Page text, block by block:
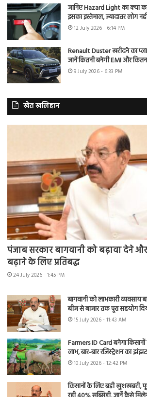
जानिए Hazard Light का
इसका इस्तेमाल, ज्यादातर लोग
12 July 2026 - 6:14 PM
Renault Duster खरीदने का
जानें कितनी बनेगी EMI और
9 July 2026 - 6:33 PM
खेत खलिहान
पंजाब सरकार बागवानी को बढ़ावा देने
बढ़ाने के लिए प्रतिबद्ध
24 July 2026 - 1:45 PM
बागवानी को लाभकारी व्यवसाय
बीज से बाजार तक पूरा सहयोग
15 July 2026 - 11:43 AM
Farmers ID Card बनेगा
लाभ, बार-बार रजिस्ट्रेशन का
10 July 2026 - 12:42 PM
किसानों के लिए बड़ी खुशखबरी,